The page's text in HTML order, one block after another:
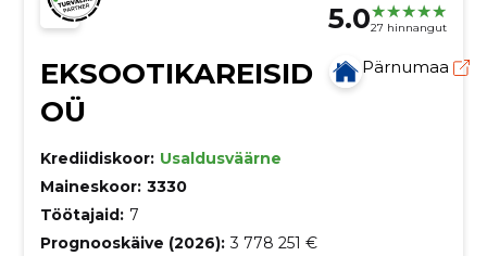
5.027 hinnangut
EKSOOTIKAREISID
OÜ
Pärnumaa
Krediidiskoor: Usaldusväärne
Maineskoor: 3330
Töötajaid: 7
Prognooskäive (2026): 3 778 251 €